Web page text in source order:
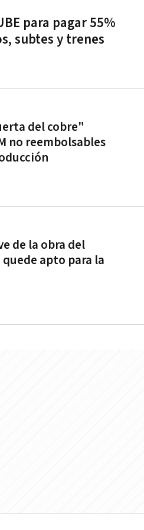
para pagar 55%
subtes y trenes
del cobre"
no reembolsables
de la obra del
apto para la